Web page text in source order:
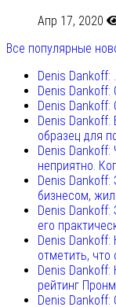
Апр 17, 2020
Все популярные
Denis Dankoff:
Denis Dankoff:
Denis Dankoff:
Denis Dankoff:
образец для
Denis
неприятно.
Denis
бизнесом,
Denis
его
Denis Dankoff:
отметить, что
Denis
рейтинг
Denis Dankoff: